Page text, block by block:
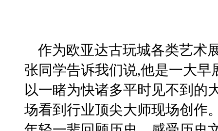
作为欧亚达古玩城各类艺术
张同学告诉我们说,他是一大早
以一睹为快诸多平时见不到的
场看到行业顶尖大师现场创作